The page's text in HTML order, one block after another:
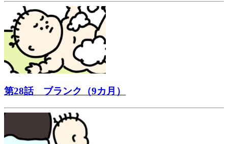
第28話 ブランク（9カ月）